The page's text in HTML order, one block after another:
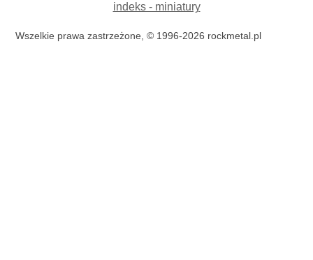
indeks - miniatury
Wszelkie prawa zastrzeżone, © 1996-2026 rockmetal.pl